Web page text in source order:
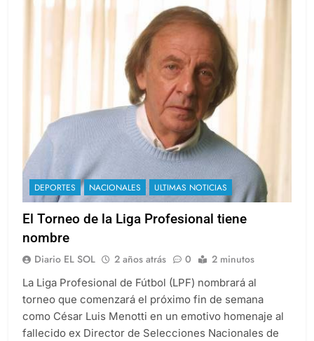
DEPORTES NACIONALES ULTIMAS NOTICIAS
El Torneo de la Liga Profesional tiene
nombre
Diario EL SOL 2 años atrás 0 2 minutos
La Liga Profesional de Fútbol (LPF) nombrará al
torneo que comenzará el próximo fin de semana
como César Luis Menotti en un emotivo homenaje al
fallecido ex Director de Selecciones Nacionales de